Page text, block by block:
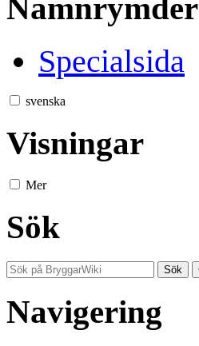
Namnrymder
Specialsida
svenska
Visningar
Mer
Sök
Navigering